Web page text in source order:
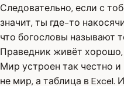
Следовательно, если с
значит, ты где-то
что богословы называют
Праведник живёт
Мир устроен так честно и
не мир, а таблица в Excel.